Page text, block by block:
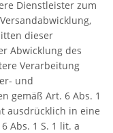
Dienstleister zum
dieser
Abwicklung des
Verarbeitung
und
gemäß Art. 6 Abs. 1
ausdrücklich in eine
Abs. 1 S. 1 lit. a